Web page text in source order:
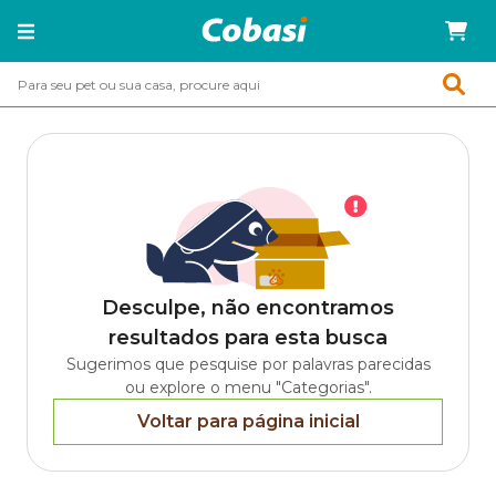
Desculpe, não encontramos
resultados para esta busca
Sugerimos que pesquise por palavras parecidas
ou explore o menu "Categorias".
Voltar para página inicial